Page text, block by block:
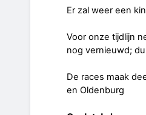
Er zal weer een
Voor onze tijdlijn
nog vernieuwd;
De races maak
en Oldenburg